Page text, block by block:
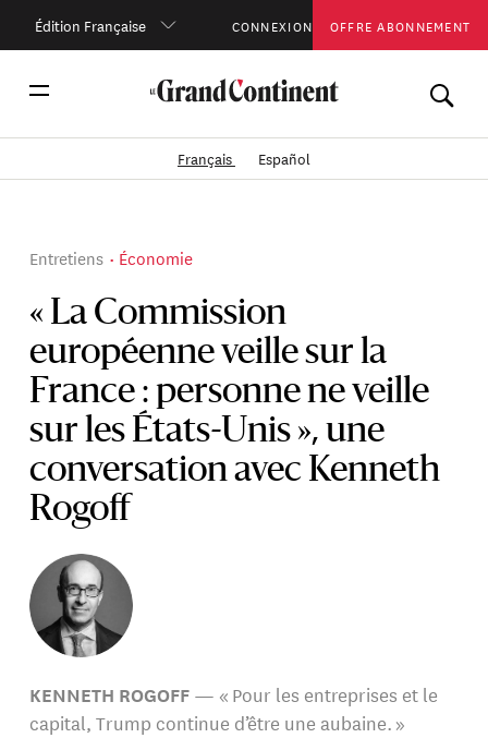
Édition Française CONNEXION OFFRE ABONNEMENT
Français Español
« La Commission
européenne veille sur la
France : personne ne veille
sur les États-Unis », une
conversation avec Kenneth
Rogoff
Entretiens Économie
KENNETH ROGOFF — « Pour les entreprises et le
capital, Trump continue d’être une aubaine. »